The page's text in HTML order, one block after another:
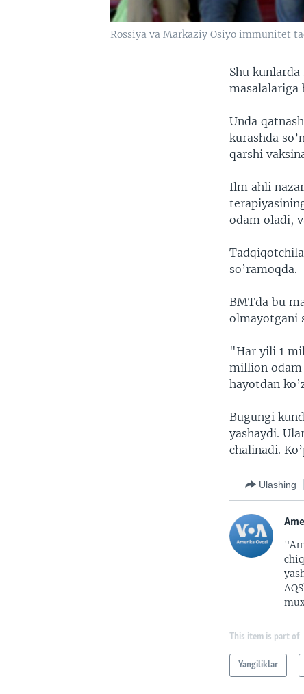
Rossiya va Markaziy Osiyo immunitet
Shu
masalalariga
Unda
kurashda
qarshi
Ilm ahli
odam oladi,
so’ramoqda.
BMTda bu
olmayotgani
"Har yili 1
million odam
hayotdan
Bugungi
yashaydi.
chalinadi.
Ulashing
This item is part of
Yangiliklar